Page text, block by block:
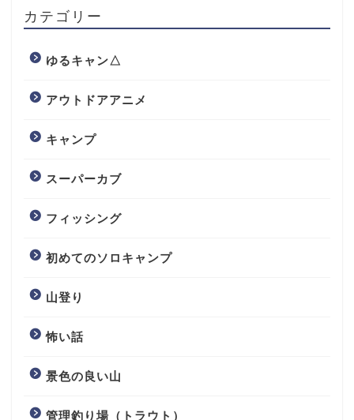
カテゴリー
ゆるキャン△
アウトドアアニメ
キャンプ
スーパーカブ
フィッシング
初めてのソロキャンプ
山登り
怖い話
景色の良い山
管理釣り場（トラウト）